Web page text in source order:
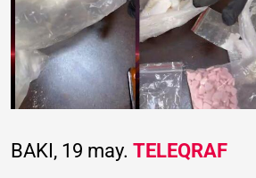
BAKI, 19 may. TELEQRAF